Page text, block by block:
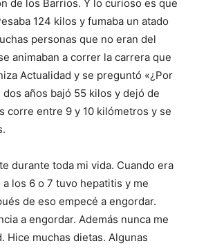
de los Barrios. Y lo curioso es que
124 kilos y fumaba un atado
personas que no eran del
animaban a correr la carrera que
Actualidad y se preguntó «¿Por
dos años bajó 55 kilos y dejó de
corre entre 9 y 10 kilómetros y se
durante toda mi vida. Cuando era
los 6 o 7 tuvo hepatitis y me
de eso empecé a engordar.
a engordar. Además nunca me
Hice muchas dietas. Algunas